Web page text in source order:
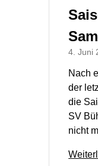
4. Juni
Nach
der
die
SV
nicht